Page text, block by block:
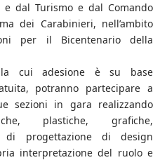
dal Turismo e dal Comando
dei Carabinieri, nell’ambito
per il Bicentenario della
cui adesione è su base
potranno partecipare a
sezioni in gara realizzando
plastiche, grafiche,
di progettazione di design
interpretazione del ruolo e